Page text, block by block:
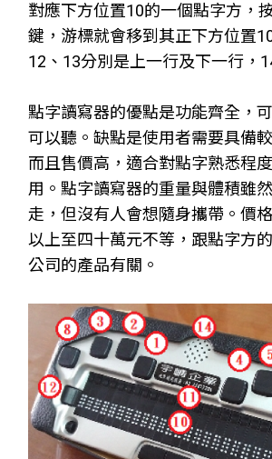
對應下方位置10的一個點字方，
鍵，游標就會移到其正下方位置
12、13分別是上一行及下一行，
點字讀寫器的優點是功能齊全，
可以聽。缺點是使用者需要具備
而且售價高，適合對點字熟悉程
用。點字讀寫器的重量與體積雖
走，但沒有人會想隨身攜帶。價
以上至四十萬元不等，跟點字方
公司的產品有關。